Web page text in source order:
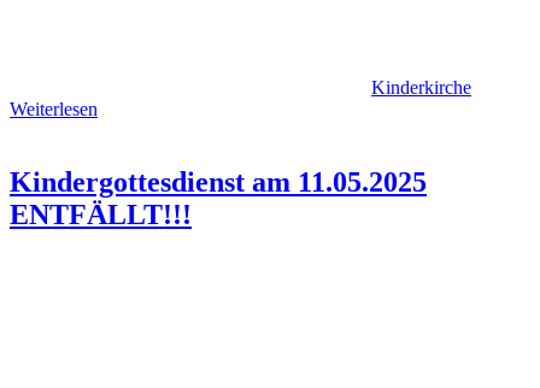
Kinderkirche
Weiterlesen
Kindergottesdienst am 11.05.2025
ENTFÄLLT!!!